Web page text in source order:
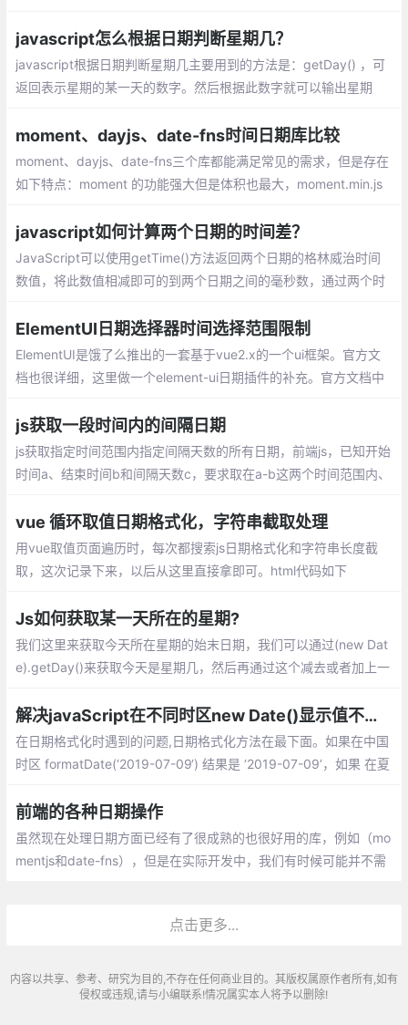
javascript怎么根据日期判断星期几？
javascript根据日期判断星期几主要用到的方法是：getDay() ，可
返回表示星期的某一天的数字。然后根据此数字就可以输出星期
moment、dayjs、date-fns时间日期库比较
moment、dayjs、date-fns三个库都能满足常见的需求，但是存在
如下特点：moment 的功能强大但是体积也最大，moment.min.js
载，体积可以最小化；
javascript如何计算两个日期的时间差？
JavaScript可以使用getTime()方法返回两个日期的格林威治时间
数值，将此数值相减即可的到两个日期之间的毫秒数，通过两个时
ElementUI日期选择器时间选择范围限制
ElementUI是饿了么推出的一套基于vue2.x的一个ui框架。官方文
档也很详细，这里做一个element-ui日期插件的补充。官方文档中
充。
js获取一段时间内的间隔日期
js获取指定时间范围内指定间隔天数的所有日期，前端js，已知开始
时间a、结束时间b和间隔天数c，要求取在a-b这两个时间范围内、
vue 循环取值日期格式化，字符串截取处理
用vue取值页面遍历时，每次都搜索js日期格式化和字符串长度截
取，这次记录下来，以后从这里直接拿即可。html代码如下
Js如何获取某一天所在的星期?
我们这里来获取今天所在星期的始末日期，我们可以通过(new Dat
e).getDay()来获取今天是星期几，然后再通过这个减去或者加上一
解决javaScript在不同时区new Date()显示值不同问题
在日期格式化时遇到的问题,日期格式化方法在最下面。如果在中国
时区 formatDate(‘2019-07-09‘) 结果是 ‘2019-07-09’，如果 在夏
果是 ‘2019-07-08’
前端的各种日期操作
虽然现在处理日期方面已经有了很成熟的也很好用的库，例如（mo
mentjs和date-fns），但是在实际开发中，我们有时候可能并不需
点击更多...
内容以共享、参考、研究为目的,不存在任何商业目的。其版权属原作者所有,如有
侵权或违规,请与小编联系!情况属实本人将予以删除!